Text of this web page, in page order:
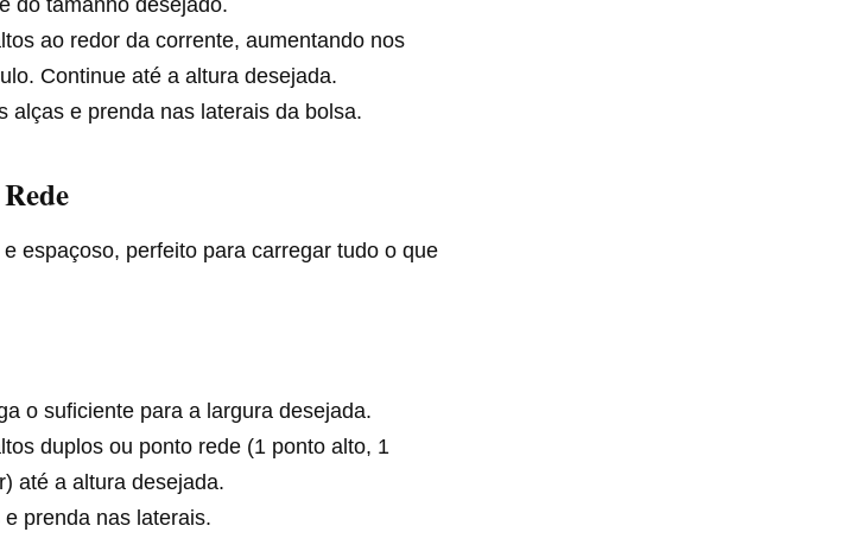
ao redor da corrente, aumentando nos
Continue até a altura desejada.
alças e prenda nas laterais da bolsa.
espaçoso, perfeito para carregar tudo o que
o suficiente para a largura desejada.
duplos ou ponto rede (1 ponto alto, 1
até a altura desejada.
prenda nas laterais.